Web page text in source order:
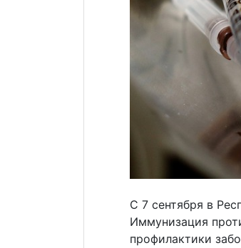
С 7 сентября в
Иммунизация
профилактики